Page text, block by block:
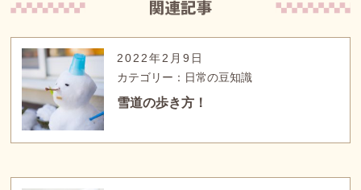
2022年2月9日
カテゴリー：日常の豆知識
雪道の歩き方！